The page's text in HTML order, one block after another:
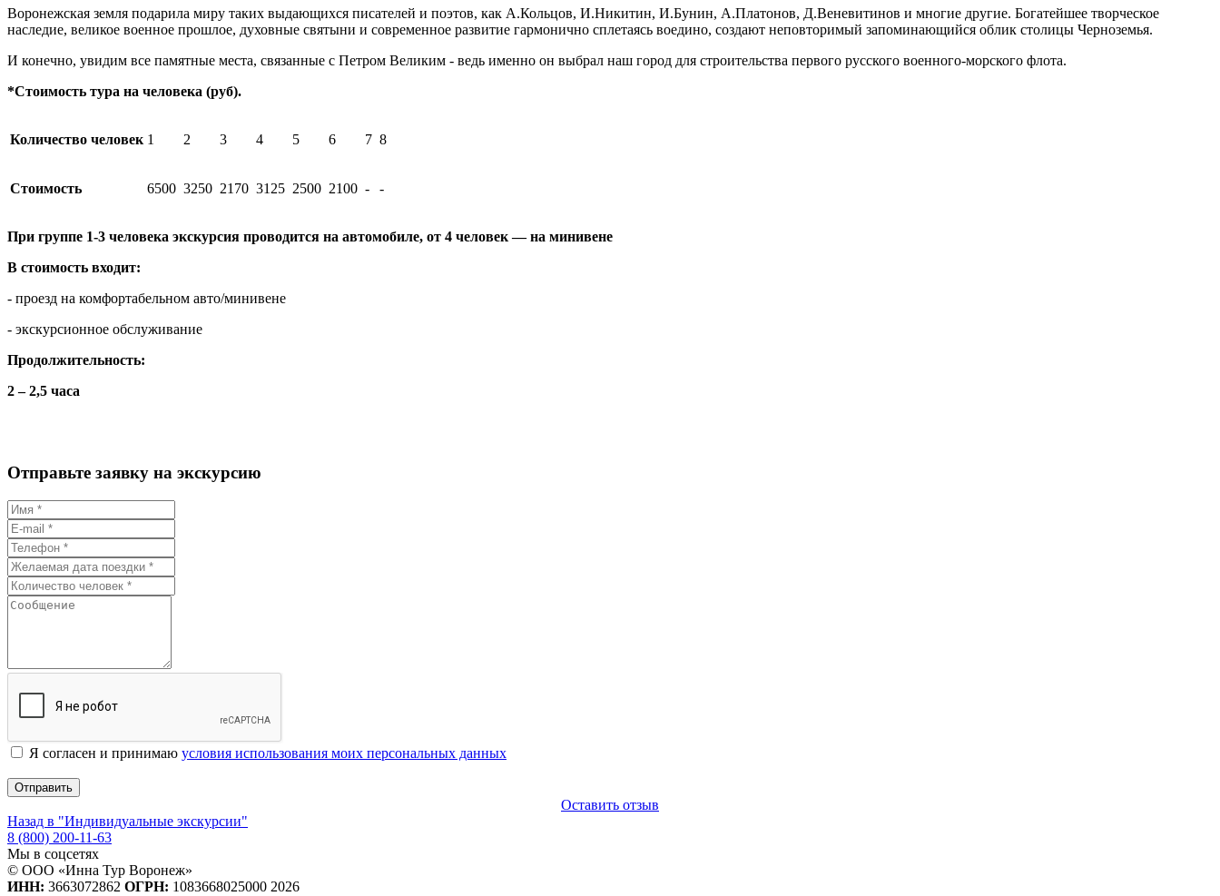
Воронежская земля подарила миру таких выдающихся писателей и поэтов, как А.Кольцов, И.Никитин, И.Бунин, А.Платонов, Д.Веневитинов и многие другие. Богатейшее творческое
наследие, великое военное прошлое, духовные святыни и современное развитие гармонично сплетаясь воедино, создают неповторимый запоминающийся облик столицы Черноземья.
И конечно, увидим все памятные места, связанные с Петром Великим - ведь именно он выбрал наш город для строительства первого русского военного-морского флота.
*Стоимость тура на человека (руб).
Количество человек 1 2 3 4 5 6 7 8
Стоимость 6500 3250 2170 3125 2500 2100 - -
При группе 1-3 человека экскурсия проводится на автомобиле, от 4 человек — на минивене
В стоимость входит:
- проезд на комфортабельном авто/минивене
- экскурсионное обслуживание
Продолжительность:
2 – 2,5 часа
Отправьте заявку на экскурсию
Я согласен и принимаю условия использования моих персональных данных
Отправить
Оставить отзыв
Назад в "Индивидуальные экскурсии"
8 (800) 200-11-63
Мы в соцсетях
© ООО «Инна Тур Воронеж»
ИНН: 3663072862 ОГРН: 1083668025000 2026